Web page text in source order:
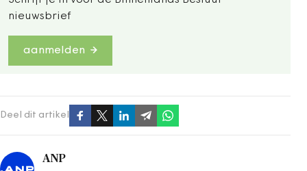
nieuwsbrief
aanmelden
Deel dit artikel
ANP